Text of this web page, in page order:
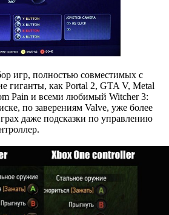
игр, полностью совместимых с
гиганты, как Portal 2, GTA V, Metal
Pain и всеми любимый Witcher 3:
по заверениям Valve, уже более
даже подсказки по управлению